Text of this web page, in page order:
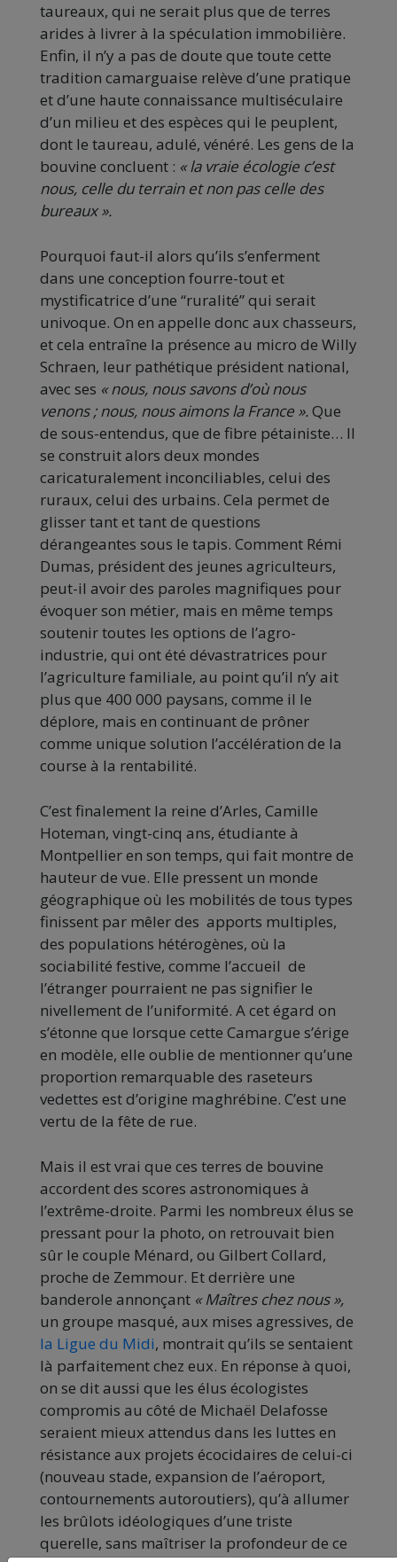
taureaux, qui ne serait plus que de terres
arides à livrer à la spéculation immobilière.
Enfin, il n’y a pas de doute que toute cette
tradition camarguaise relève d’une pratique
et d’une haute connaissance multiséculaire
d’un milieu et des espèces qui le peuplent,
dont le taureau, adulé, vénéré. Les gens de la
bouvine concluent : « la vraie écologie c’est
nous, celle du terrain et non pas celle des
bureaux ».
Pourquoi faut-il alors qu’ils s’enferment
dans une conception fourre-tout et
mystificatrice d’une “ruralité” qui serait
univoque. On en appelle donc aux chasseurs,
et cela entraîne la présence au micro de Willy
Schraen, leur pathétique président national,
avec ses « nous, nous savons d’où nous
venons ; nous, nous aimons la France ».Que
de sous-entendus, que de fibre pétainiste… Il
se construit alors deux mondes
caricaturalement inconciliables, celui des
ruraux, celui des urbains. Cela permet de
glisser tant et tant de questions
dérangeantes sous le tapis. Comment Rémi
Dumas, président des jeunes agriculteurs,
peut-il avoir des paroles magnifiques pour
évoquer son métier, mais en même temps
soutenir toutes les options de l’agro-
industrie, qui ont été dévastratrices pour
l’agriculture familiale, au point qu’il n’y ait
plus que 400 000 paysans, comme il le
déplore, mais en continuant de prôner
comme unique solution l’accélération de la
course à la rentabilité.
C’est finalement la reine d’Arles, Camille
Hoteman, vingt-cinq ans, étudiante à
Montpellier en son temps, qui fait montre de
hauteur de vue. Elle pressent un monde
géographique où les mobilités de tous types
finissent par mêler des apports multiples,
des populations hétérogènes, où la
sociabilité festive, comme l’accueil de
l’étranger pourraient ne pas signifier le
nivellement de l’uniformité. A cet égard on
s’étonne que lorsque cette Camargue s’érige
en modèle, elle oublie de mentionner qu’une
proportion remarquable des raseteurs
vedettes est d’origine maghrébine. C’est une
vertu de la fête de rue.
Mais il est vrai que ces terres de bouvine
accordent des scores astronomiques à
l’extrême-droite. Parmi les nombreux élus se
pressant pour la photo, on retrouvait bien
sûr le couple Ménard, ou Gilbert Collard,
proche de Zemmour. Et derrière une
banderole annonçant « Maîtres chez nous »,
un groupe masqué, aux mises agressives, de
la Ligue du Midi, montrait qu’ils se sentaient
là parfaitement chez eux. En réponse à quoi,
on se dit aussi que les élus écologistes
compromis au côté de Michaël Delafosse
seraient mieux attendus dans les luttes en
résistance aux projets écocidaires de celui-ci
(nouveau stade, expansion de l’aéroport,
contournements autoroutiers), qu’à allumer
les brûlots idéologiques d’une triste
querelle, sans maîtriser la profondeur de ce